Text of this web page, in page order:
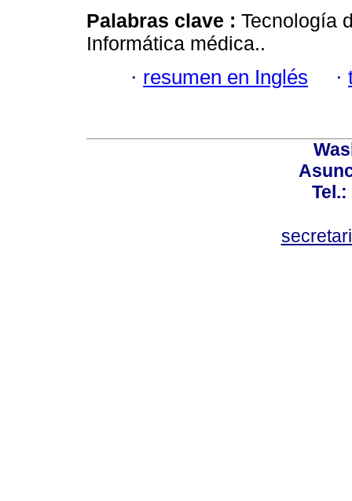
Palabras clave : Tecnología
Informática médica..
· resumen en Inglés ·
Tel.: